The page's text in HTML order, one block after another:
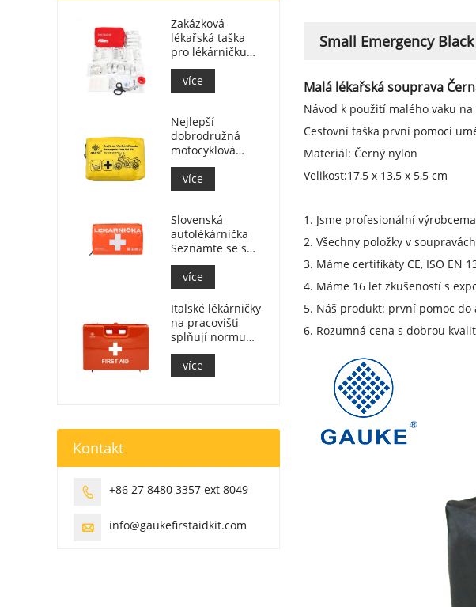
Small Emergency
Malá lékařská souprava
Návod k použití malého vaku
Cestovní taška první pomoci
Materiál: Černý nylon
Velikost:17,5 x 13,5 x 5,5 cm
1. Jsme profesionální výrobce
2. Všechny položky v
3. Máme certifikáty CE, ISO EN
4. Máme 16 let zkušeností s
5. Náš produkt: první pomoc do
6. Rozumná cena s dobrou
Zakázková
lékařská taška
pro lékárničku
lékárničky do
auta
více
Nejlepší
dobrodružná
motocyklová
lékárnička pro
jezdce na
motocyklu
více
Slovenská
autolékárnička
Seznamte se s
MZ SR
č.143/2009
více
Italské lékárničky
na pracovišti
splňují normu
DM 388 z 15. 7.
2003
více
Kontakt
 +86 27 8480 3357 ext 8049
 info@gaukefirstaidkit.com